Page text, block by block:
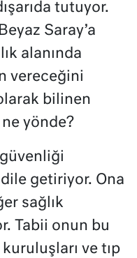
tutuyor.
Saray’a
alanında
vereceğini
bilinen
yönde?
güvenliği
getiriyor. Ona
sağlık
Tabii onun bu
ve tıp